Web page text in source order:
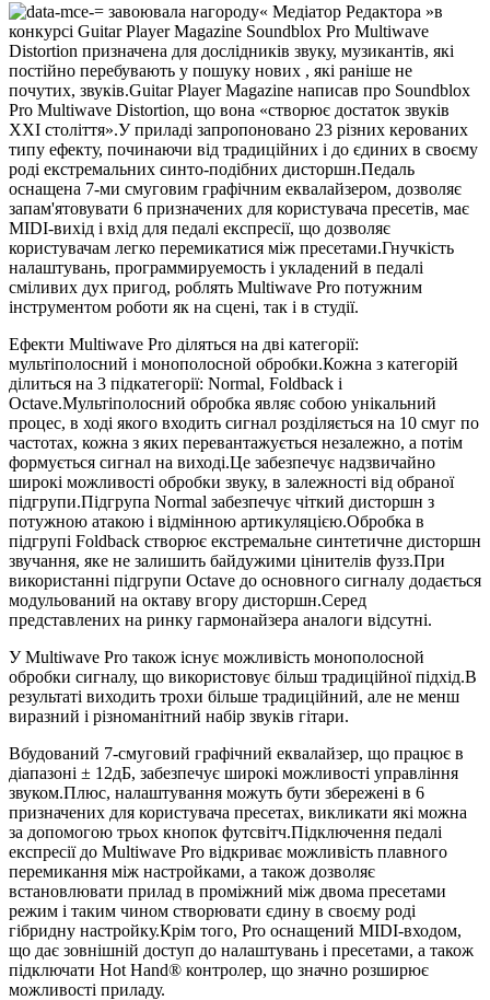
завоювала нагороду« Медіатор Редактора »в
конкурсі Guitar Player Magazine Soundblox Pro Multiwave
Distortion призначена для дослідників звуку, музикантів, які
постійно перебувають у пошуку нових , які раніше не
почутих, звуків.Guitar Player Magazine написав про Soundblox
Pro Multiwave Distortion, що вона «створює достаток звуків
XXI століття».У приладі запропоновано 23 різних керованих
типу ефекту, починаючи від традиційних і до єдиних в своєму
роді екстремальних синто-подібних дисторшн.Педаль
оснащена 7-ми смуговим графічним еквалайзером, дозволяє
запам'ятовувати 6 призначених для користувача пресетів, має
MIDI-вихід і вхід для педалі експресії, що дозволяє
користувачам легко перемикатися між пресетами.Гнучкість
налаштувань, программируемость і укладений в педалі
сміливих дух пригод, роблять Multiwave Pro потужним
інструментом роботи як на сцені, так і в студії.
Ефекти Multiwave Pro діляться на дві категорії:
мультіполосний і монополосной обробки.Кожна з категорій
ділиться на 3 підкатегорії: Normal, Foldback і
Octave.Мультіполосний обробка являє собою унікальний
процес, в ході якого входить сигнал розділяється на 10 смуг по
частотах, кожна з яких перевантажується незалежно, а потім
формується сигнал на виході.Це забезпечує надзвичайно
широкі можливості обробки звуку, в залежності від обраної
підгрупи.Підгрупа Normal забезпечує чіткий дисторшн з
потужною атакою і відмінною артикуляцією.Обробка в
підгрупі Foldback створює екстремальне синтетичне дисторшн
звучання, яке не залишить байдужими цінителів фузз.При
використанні підгрупи Octave до основного сигналу додається
модульований на октаву вгору дисторшн.Серед
представлених на ринку гармонайзера аналоги відсутні.
У Multiwave Pro також існує можливість монополосной
обробки сигналу, що використовує більш традиційної підхід.В
результаті виходить трохи більше традиційний, але не менш
виразний і різноманітний набір звуків гітари.
Вбудований 7-смуговий графічний еквалайзер, що працює в
діапазоні ± 12дБ, забезпечує широкі можливості управління
звуком.Плюс, налаштування можуть бути збережені в 6
призначених для користувача пресетах, викликати які можна
за допомогою трьох кнопок футсвітч.Підключення педалі
експресії до Multiwave Pro відкриває можливість плавного
перемикання між настройками, а також дозволяє
встановлювати прилад в проміжний між двома пресетами
режим і таким чином створювати єдину в своєму роді
гібридну настройку.Крім того, Pro оснащений MIDI-входом,
що дає зовнішній доступ до налаштувань і пресетами, а також
підключати Hot Hand® контролер, що значно розширює
можливості приладу.